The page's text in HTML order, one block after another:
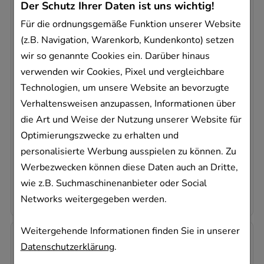
Der Schutz Ihrer Daten ist uns wichtig!
Für die ordnungsgemäße Funktion unserer Website
(z.B. Navigation, Warenkorb, Kundenkonto) setzen
wir so genannte Cookies ein. Darüber hinaus
verwenden wir Cookies, Pixel und vergleichbare
Technologien, um unsere Website an bevorzugte
Verhaltensweisen anzupassen, Informationen über
die Art und Weise der Nutzung unserer Website für
Optimierungszwecke zu erhalten und
personalisierte Werbung ausspielen zu können. Zu
Werbezwecken können diese Daten auch an Dritte,
wie z.B. Suchmaschinenanbieter oder Social
Networks weitergegeben werden.
Weitergehende Informationen finden Sie in unserer
Datenschutzerklärung.
LOSARTAN HCT Dexcel 100/12,5mg
Filmtabletten
Dexcel Pharma GmbH
98St
Filmtabletten
08999109
Dieses Produkt ist zur Zeit nicht verfügbar
28,95 €¹
0,30 € pro 1 Stk